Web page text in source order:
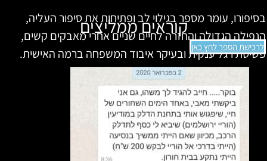
בסיפורו, עומר מספר בגילוי לב ופתיחות את סיפור העליה,
הנפילה הגדולה והחזרה לחיים שניים אחרי מאבקים קשים,
פשיטת רגל ענקית ובעיקר איבוד המשפחה ברמה האישית.
לרכישת הספר לחץ כאן
קוראים ממליצים